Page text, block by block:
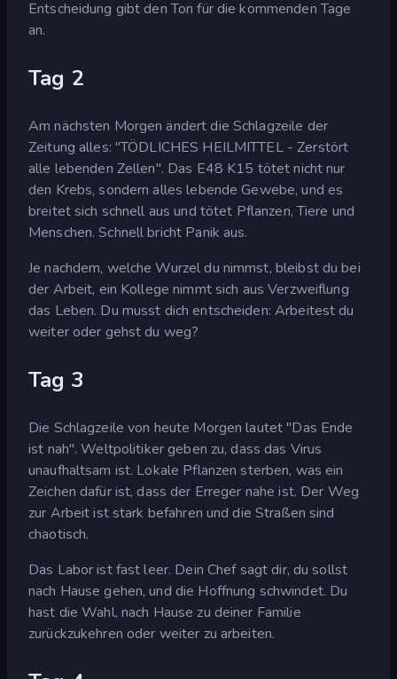
Entscheidung gibt den Ton für die kommenden Tage
an.
Tag 2
Am nächsten Morgen ändert die Schlagzeile der
Zeitung alles: "TÖDLICHES HEILMITTEL - Zerstört
alle lebenden Zellen". Das E48 K15 tötet nicht nur
den Krebs, sondern alles lebende Gewebe, und es
breitet sich schnell aus und tötet Pflanzen, Tiere und
Menschen. Schnell bricht Panik aus.
Je nachdem, welche Wurzel du nimmst, bleibst du bei
der Arbeit, ein Kollege nimmt sich aus Verzweiflung
das Leben. Du musst dich entscheiden: Arbeitest du
weiter oder gehst du weg?
Tag 3
Die Schlagzeile von heute Morgen lautet "Das Ende
ist nah". Weltpolitiker geben zu, dass das Virus
unaufhaltsam ist. Lokale Pflanzen sterben, was ein
Zeichen dafür ist, dass der Erreger nahe ist. Der Weg
zur Arbeit ist stark befahren und die Straßen sind
chaotisch.
Das Labor ist fast leer. Dein Chef sagt dir, du sollst
nach Hause gehen, und die Hoffnung schwindet. Du
hast die Wahl, nach Hause zu deiner Familie
zurückzukehren oder weiter zu arbeiten.